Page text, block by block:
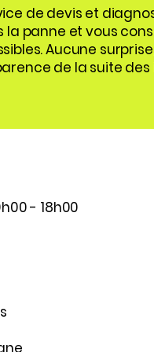
de devis et
la panne et vous
Aucune
de la suite des
- 18h00